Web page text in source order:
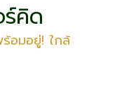
ร์คิด
อมอยู่! ใกล้